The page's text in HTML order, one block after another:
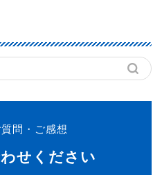
問・ご感想
せください